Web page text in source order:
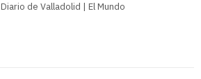
Diario de Valladolid | El Mundo